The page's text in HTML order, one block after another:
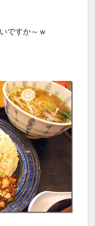
ですか～ｗ